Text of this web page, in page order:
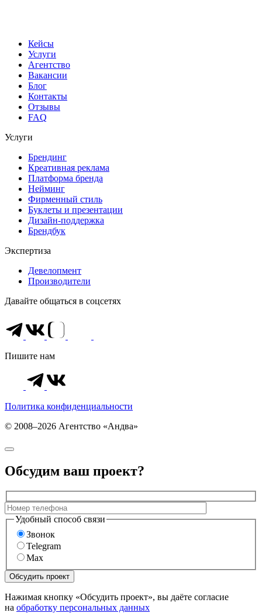
Кейсы
Услуги
Агентство
Вакансии
Блог
Контакты
Отзывы
FAQ
Услуги
Брендинг
Креативная реклама
Платформа бренда
Нейминг
Фирменный стиль
Буклеты и презентации
Дизайн-поддержка
Брендбук
Экспертиза
Девелопмент
Производители
Давайте общаться в соцсетях
Пишите нам
Политика конфиденциальности
© 2008–2026 Агентство «Андва»
Обсудим ваш проект?
Удобный способ связи
Звонок
Telegram
Max
Нажимая кнопку «Обсудить проект», вы даёте согласие
на обработку персональных данных